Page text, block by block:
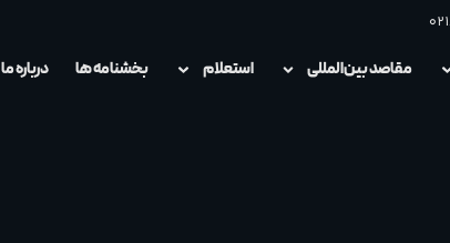
مقاصد بین‌المللی استعلام بخشنامه ها درباره ما